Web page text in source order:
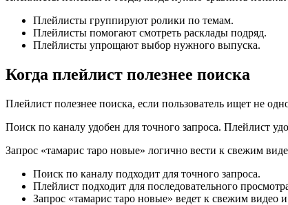
Плейлисты группируют ролики по темам.
Плейлисты помогают смотреть расклады подряд.
Плейлисты упрощают выбор нужного выпуска.
Когда плейлист полезнее поиска
Плейлист полезнее поиска, если пользователь ищет не
Поиск по каналу удобен для точного запроса. Плейлист
Запрос «тамарис таро новые» логично вести к свежим
Поиск по каналу подходит для точного запроса.
Плейлист подходит для последовательного
Запрос «тамарис таро новые» ведет к свежим видео